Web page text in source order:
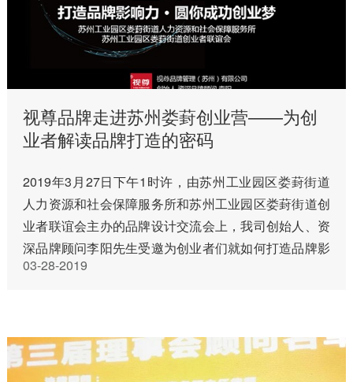
视尊品牌走进苏州娄葑创业营——为创
业者解读品牌打造的密码
2019年3月27日下午1时许，由苏州工业园区娄葑街道
人力资源和社会保障服务所和苏州工业园区娄葑街道创
业者联谊会主办的品牌设计交流会上，我司创始人、资
深品牌顾问李阳先生受邀为创业者们就如何打造品牌影
响力进行了分享。四十余位各界创业人士十分认真地听
03-28-2019